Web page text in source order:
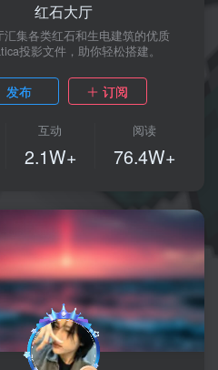
红石大厅
汇集各类红石和生电建筑的优质
投影文件，助你轻松搭建。
发布 订阅
互动
2.1W+
阅读
76.4W+